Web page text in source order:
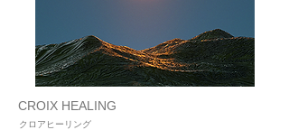
CROIX HEALING
クロアヒーリング